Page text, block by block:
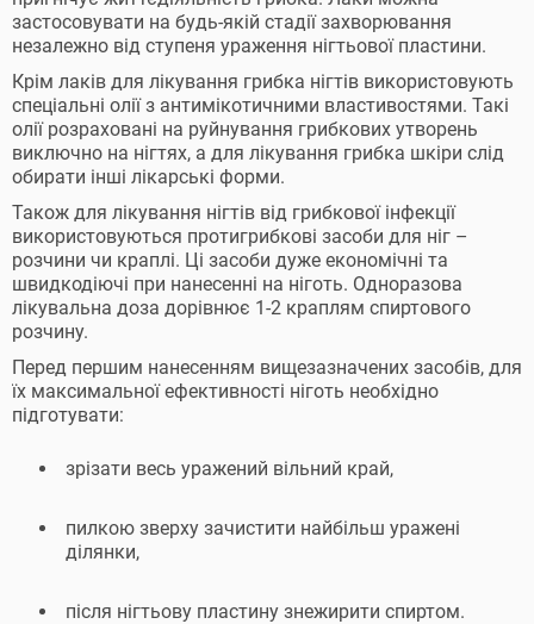
застосовувати на будь-якій стадії захворювання
незалежно від ступеня ураження нігтьової пластини.
Крім лаків для лікування грибка нігтів використовують
спеціальні олії з антимікотичними властивостями. Такі
олії розраховані на руйнування грибкових утворень
виключно на нігтях, а для лікування грибка шкіри слід
обирати інші лікарські форми.
Також для лікування нігтів від грибкової інфекції
використовуються протигрибкові засоби для ніг –
розчини чи краплі. Ці засоби дуже економічні та
швидкодіючі при нанесенні на ніготь. Одноразова
лікувальна доза дорівнює 1-2 краплям спиртового
розчину.
Перед першим нанесенням вищезазначених засобів, для
їх максимальної ефективності ніготь необхідно
підготувати:
зрізати весь уражений вільний край,
пилкою зверху зачистити найбільш уражені
ділянки,
після нігтьову пластину знежирити спиртом.